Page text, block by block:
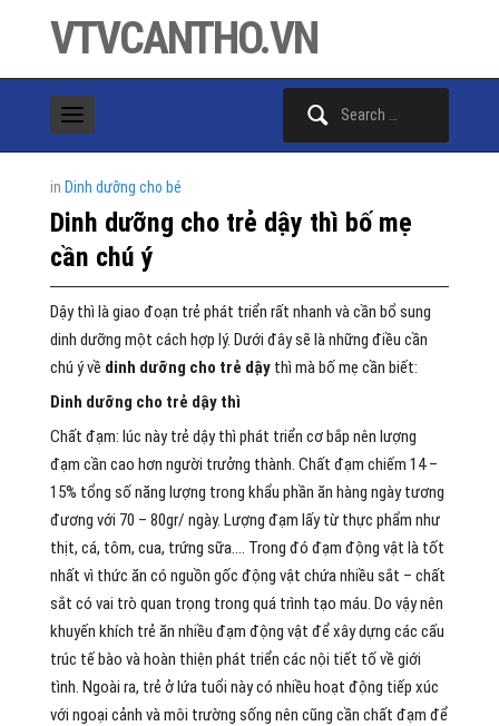
VTVCANTHO.VN
in Dinh dưỡng cho bé
Dinh dưỡng cho trẻ dậy thì bố mẹ
cần chú ý
Dậy thì là giao đoạn trẻ phát triển rất nhanh và cần bổ sung
dinh dưỡng một cách hợp lý. Dưới đây sẽ là những điều cần
chú ý về dinh dưỡng cho trẻ dậythì mà bố mẹ cần biết:
Dinh dưỡng cho trẻ dậy thì
Chất đạm: lúc này trẻ dậy thì phát triển cơ bắp nên lượng
đạm cần cao hơn người trưởng thành. Chất đạm chiếm 14 –
15% tổng số năng lượng trong khẩu phần ăn hàng ngày tương
đương với 70 – 80gr/ ngày. Lượng đạm lấy từ thực phẩm như
thịt, cá, tôm, cua, trứng sữa…. Trong đó đạm động vật là tốt
nhất vì thức ăn có nguồn gốc động vật chứa nhiều sắt – chất
sắt có vai trò quan trọng trong quá trình tạo máu. Do vậy nên
khuyến khích trẻ ăn nhiều đạm động vật để xây dựng các cấu
trúc tế bào và hoàn thiện phát triển các nội tiết tố về giới
tình. Ngoài ra, trẻ ở lứa tuổi này có nhiều hoạt động tiếp xúc
với ngoại cảnh và môi trường sống nên cũng cần chất đạm để